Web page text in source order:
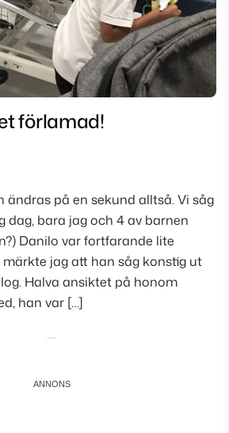
förlamad!
ändras på en sekund alltså. Vi såg
dag, bara jag och 4 av barnen
Danilo var fortfarande lite
märkte jag att han såg konstig ut
Halva ansiktet på honom
han var […]